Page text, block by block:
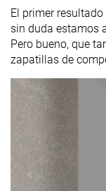
El primer
sin duda estamos
Pero bueno, que
zapatillas de